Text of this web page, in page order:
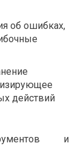
об ошибках,
действий
и